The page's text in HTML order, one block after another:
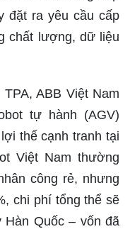
đặt ra yêu cầu cấp
chất lượng, dữ liệu
ABB Việt Nam
tự hành (AGV)
thế cạnh tranh tại
Việt Nam thường
công rẻ, nhưng
chi phí tổng thể sẽ
Hàn Quốc – vốn đã